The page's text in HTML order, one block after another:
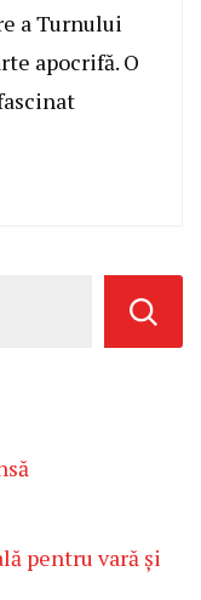
a Turnului
apocrifă. O
pentru vară și